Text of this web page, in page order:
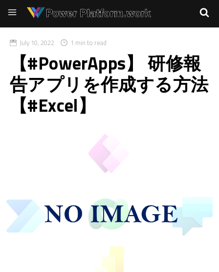
July 10, 2022 1 min to read
【#PowerApps】 研修報
告アプリを作成する方法
【#Excel】